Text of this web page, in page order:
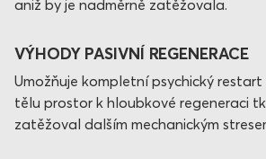
aniž by je nadměrně zatěžovala.
VÝHODY PASIVNÍ REGENERACE
Umožňuje kompletní psychický
tělu prostor k hloubkové regeneraci
zatěžoval dalším mechanickým